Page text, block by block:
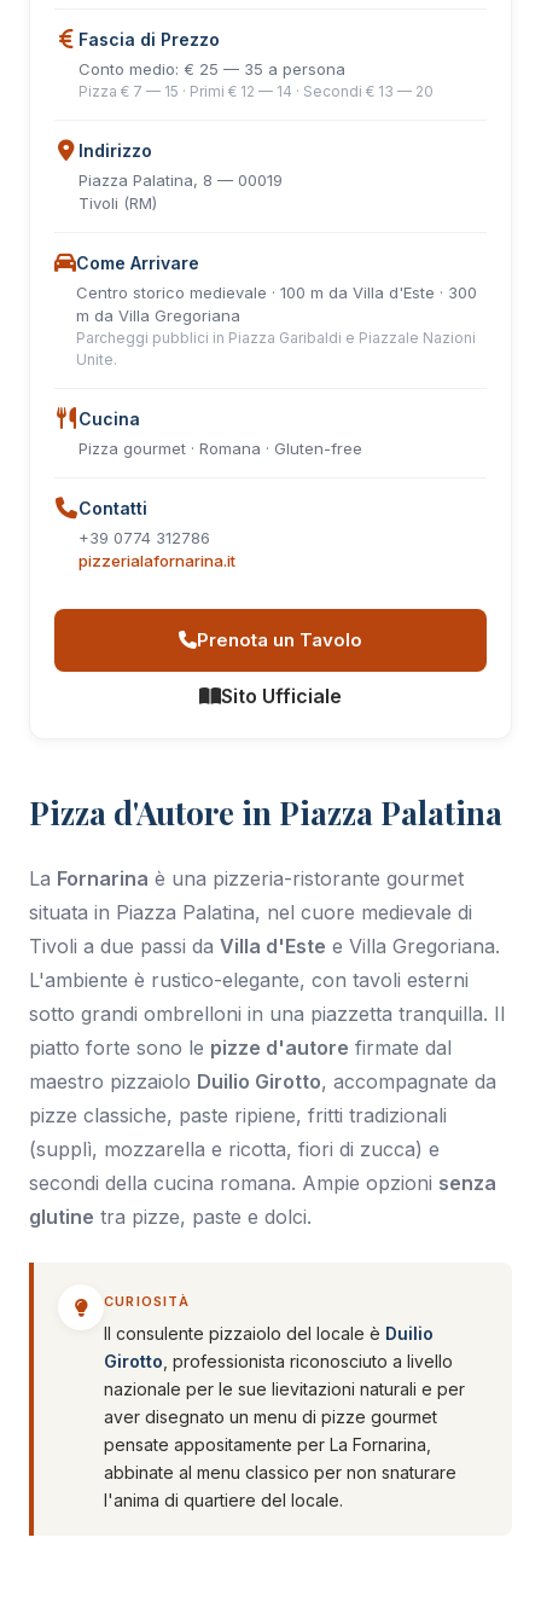
Pizza d'Autore in Piazza Palatina
La Fornarina è una pizzeria-ristorante gourmet
situata in Piazza Palatina, nel cuore medievale di
Tivoli a due passi da Villa d'Este e Villa Gregoriana.
L'ambiente è rustico-elegante, con tavoli esterni
sotto grandi ombrelloni in una piazzetta tranquilla. Il
piatto forte sono le pizze d'autore firmate dal
maestro pizzaiolo Duilio Girotto, accompagnate da
pizze classiche, paste ripiene, fritti tradizionali
(supplì, mozzarella e ricotta, fiori di zucca) e
secondi della cucina romana. Ampie opzioni senza
glutine tra pizze, paste e dolci.
CURIOSITÀ
Il consulente pizzaiolo del locale è Duilio
Girotto, professionista riconosciuto a livello
nazionale per le sue lievitazioni naturali e per
aver disegnato un menu di pizze gourmet
pensate appositamente per La Fornarina,
abbinate al menu classico per non snaturare
l'anima di quartiere del locale.
Fascia di Prezzo
Conto medio: € 25 — 35 a persona
Pizza € 7 — 15 · Primi € 12 — 14 · Secondi € 13 — 20
Indirizzo
Piazza Palatina, 8 — 00019
Tivoli (RM)
Come Arrivare
Centro storico medievale · 100 m da Villa d'Este · 300
m da Villa Gregoriana
Parcheggi pubblici in Piazza Garibaldi e Piazzale Nazioni
Unite.
Cucina
Pizza gourmet · Romana · Gluten-free
Contatti
+39 0774 312786
pizzerialafornarina.it
Prenota un Tavolo
Sito Ufficiale